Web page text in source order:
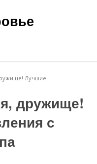
Лучшие
дружище!
с